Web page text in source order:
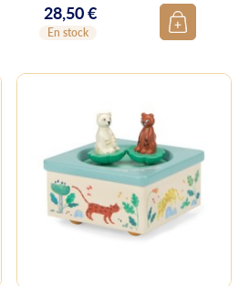
Prix
28,50 €
En stock